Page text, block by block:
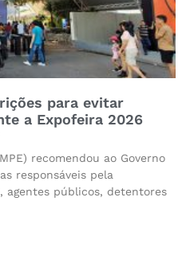
para evitar
a Expofeira 2026
recomendou ao Governo
responsáveis pela
agentes públicos, detentores